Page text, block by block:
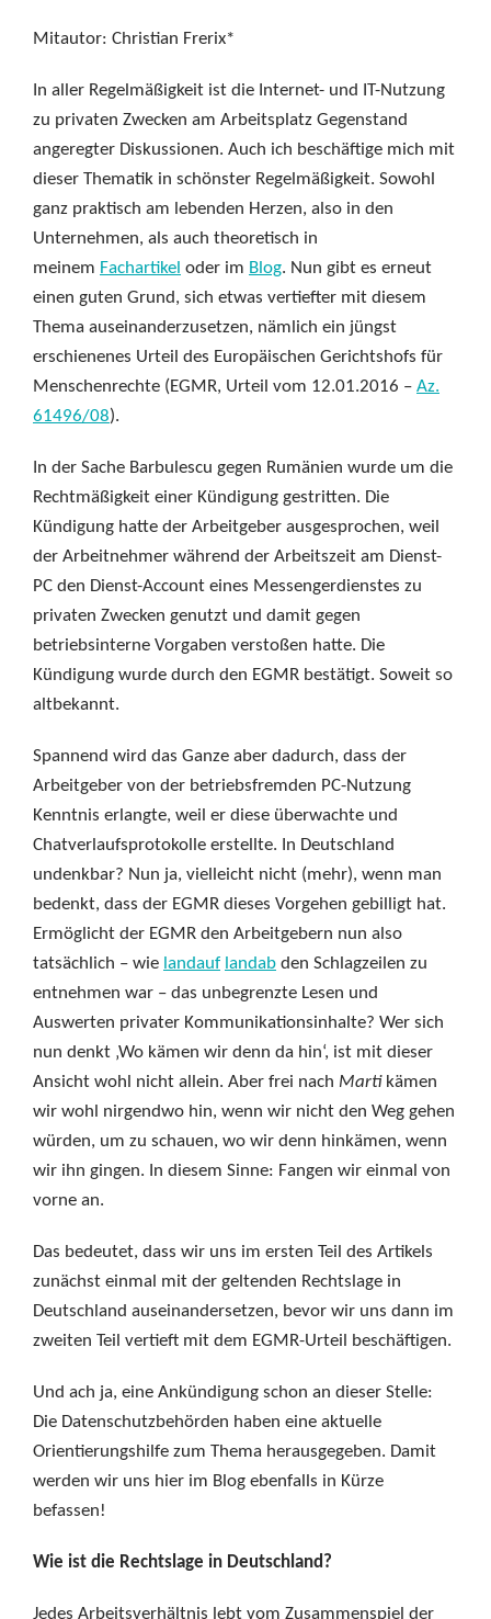
Mitautor: Christian Frerix*
In aller Regelmäßigkeit ist die Internet- und IT-Nutzung
zu privaten Zwecken am Arbeitsplatz Gegenstand
angeregter Diskussionen. Auch ich beschäftige mich mit
dieser Thematik in schönster Regelmäßigkeit. Sowohl
ganz praktisch am lebenden Herzen, also in den
Unternehmen, als auch theoretisch in
meinem Fachartikel oder im Blog. Nun gibt es erneut
einen guten Grund, sich etwas vertiefter mit diesem
Thema auseinanderzusetzen, nämlich ein jüngst
erschienenes Urteil des Europäischen Gerichtshofs für
Menschenrechte (EGMR, Urteil vom 12.01.2016 – Az.
61496/08).
In der Sache Barbulescu gegen Rumänien wurde um die
Rechtmäßigkeit einer Kündigung gestritten. Die
Kündigung hatte der Arbeitgeber ausgesprochen, weil
der Arbeitnehmer während der Arbeitszeit am Dienst-
PC den Dienst-Account eines Messengerdienstes zu
privaten Zwecken genutzt und damit gegen
betriebsinterne Vorgaben verstoßen hatte. Die
Kündigung wurde durch den EGMR bestätigt. Soweit so
altbekannt.
Spannend wird das Ganze aber dadurch, dass der
Arbeitgeber von der betriebsfremden PC-Nutzung
Kenntnis erlangte, weil er diese überwachte und
Chatverlaufsprotokolle erstellte. In Deutschland
undenkbar? Nun ja, vielleicht nicht (mehr), wenn man
bedenkt, dass der EGMR dieses Vorgehen gebilligt hat.
Ermöglicht der EGMR den Arbeitgebern nun also
tatsächlich – wie landauf landab den Schlagzeilen zu
entnehmen war – das unbegrenzte Lesen und
Auswerten privater Kommunikationsinhalte? Wer sich
nun denkt ‚Wo kämen wir denn da hin‘, ist mit dieser
Ansicht wohl nicht allein. Aber frei nach Martikämen
wir wohl nirgendwo hin, wenn wir nicht den Weg gehen
würden, um zu schauen, wo wir denn hinkämen, wenn
wir ihn gingen. In diesem Sinne: Fangen wir einmal von
vorne an.
Das bedeutet, dass wir uns im ersten Teil des Artikels
zunächst einmal mit der geltenden Rechtslage in
Deutschland auseinandersetzen, bevor wir uns dann im
zweiten Teil vertieft mit dem EGMR-Urteil beschäftigen.
Und ach ja, eine Ankündigung schon an dieser Stelle:
Die Datenschutzbehörden haben eine aktuelle
Orientierungshilfe zum Thema herausgegeben. Damit
werden wir uns hier im Blog ebenfalls in Kürze
befassen!
Wie ist die Rechtslage in Deutschland?
Jedes Arbeitsverhältnis lebt vom Zusammenspiel der